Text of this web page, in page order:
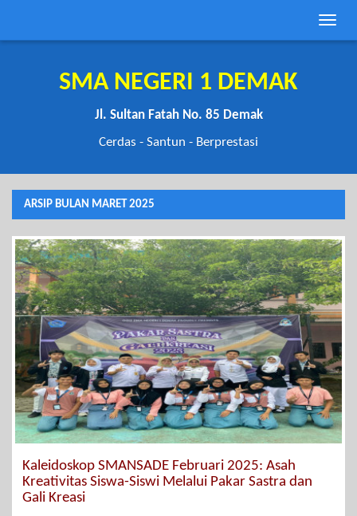
Toggle
SMA NEGERI 1 DEMAK
Jl. Sultan Fatah No. 85 Demak
Cerdas - Santun - Berprestasi
ARSIP BULAN MARET 2025
Kaleidoskop SMANSADE Februari 2025: Asah
Kreativitas Siswa-Siswi Melalui Pakar Sastra dan
Gali Kreasi